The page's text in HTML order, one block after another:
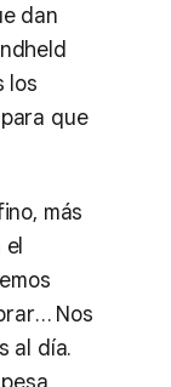
dan
los
que
más
Nos
al día.